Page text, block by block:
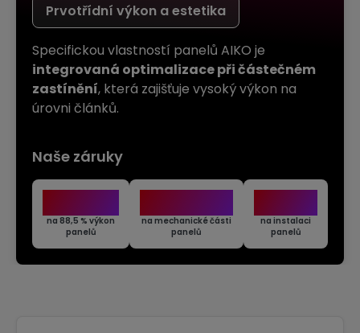
Prvotřídní výkon a estetika
Specifickou vlastností panelů AIKO je
integrovaná optimalizace při částečném
zastínění, která zajišťuje vysoký výkon na
úrovni článků.
Naše záruky
30
na 88,5 % výkon
panelů
25
na mechanické části
panelů
2
na instalaci
panelů